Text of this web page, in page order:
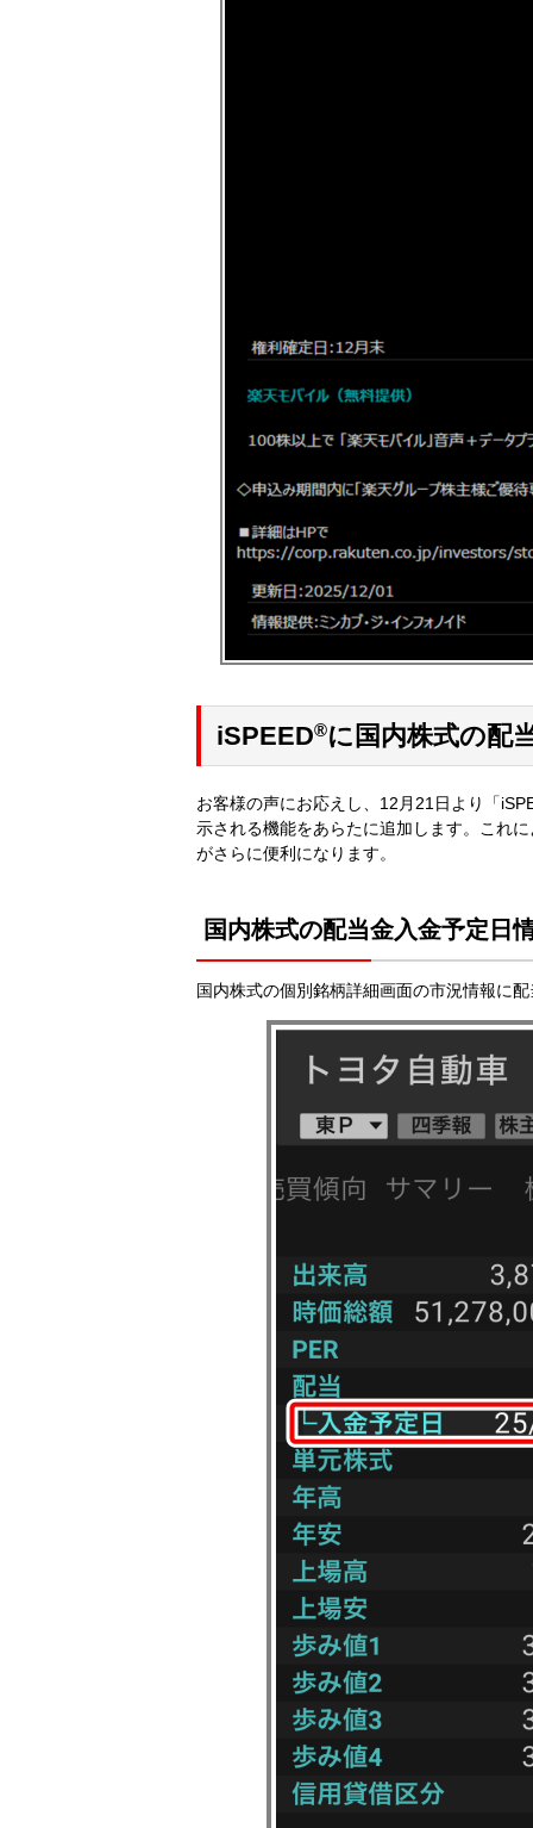
iSPEED®に国内株式の配
お客様の声にお応えし、12月21日より「
示される機能をあらたに追加します。これ
がさらに便利になります。
国内株式の配当金入金予定日
国内株式の個別銘柄詳細画面の市況情報に